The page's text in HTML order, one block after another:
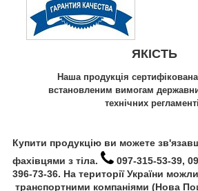
ЯКІСТЬ
Наша продукція
встановленим вимогам
технічних
Купити продукцію ви можете
фахівцями з тіла.
097-315-53-39,
396-73-36. На території України
транспортними компаніями (Нова